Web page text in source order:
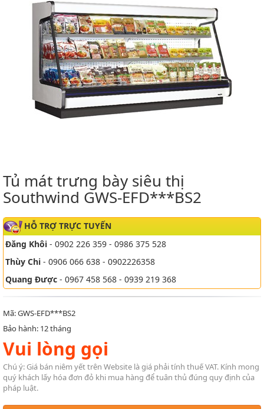
Tủ mát trưng bày siêu thị
Southwind GWS-EFD***BS2
HỖ TRỢ TRỰC TUYẾN
Đăng Khôi - 0902 226 359 - 0986 375 528
Thùy Chi - 0906 066 638 - 0902226358
Quang Được - 0967 458 568 - 0939 219 368
Mã: GWS-EFD***BS2
Bảo hành: 12 tháng
Vui lòng gọi
Chú ý: Giá bán niêm yết trên Website là giá phải tính thuế VAT. Kính mong
quý khách lấy hóa đơn đỏ khi mua hàng để tuân thủ đúng quy định của
pháp luật.